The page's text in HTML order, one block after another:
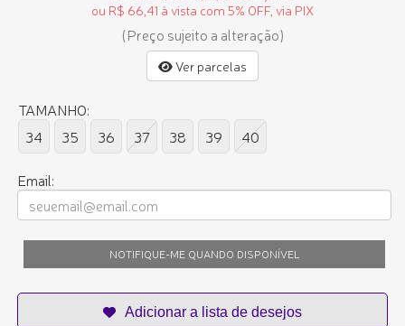
ou R$ 66,41 à vista com 5% OFF, via PIX
(Preço sujeito a alteração)
Ver parcelas
TAMANHO:
34
35 36 37 38 39 40
Email:
NOTIFIQUE-ME QUANDO DISPONÍVEL